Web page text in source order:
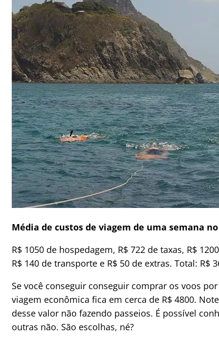
Média de custos de viagem de uma semana
R$ 1050 de hospedagem, R$ 722 de taxas, R$
R$ 140 de transporte e R$ 50 de extras. Total: R$
Se você conseguir conseguir comprar os voos
viagem econômica fica em cerca de R$ 4800.
desse valor não fazendo passeios. É possível
outras não. São escolhas, né?